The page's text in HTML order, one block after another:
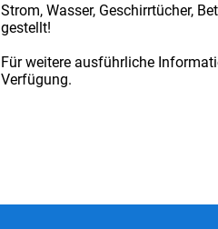
Strom, Wasser, Geschirrtücher,
gestellt!
Für weitere ausführliche
Verfügung.